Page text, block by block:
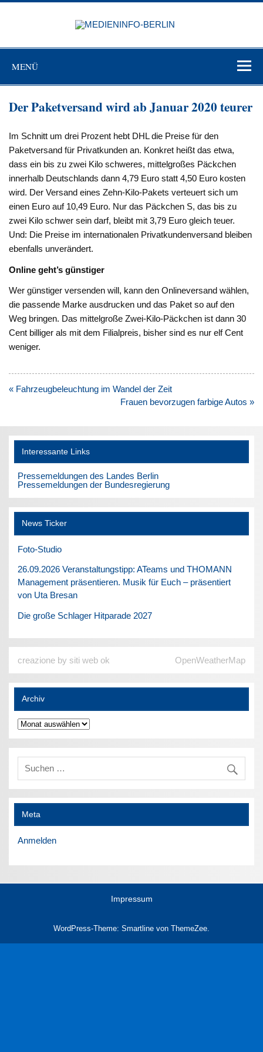
Zum
MENÜ
Der Paketversand wird ab Januar 2020 teurer
Im Schnitt um drei Prozent hebt DHL die Preise für den
Paketversand für Privatkunden an. Konkret heißt das etwa,
dass ein bis zu zwei Kilo schweres, mittelgroßes Päckchen
innerhalb Deutschlands dann 4,79 Euro statt 4,50 Euro kosten
wird. Der Versand eines Zehn-Kilo-Pakets verteuert sich um
einen Euro auf 10,49 Euro. Nur das Päckchen S, das bis zu
zwei Kilo schwer sein darf, bleibt mit 3,79 Euro gleich teuer.
Und: Die Preise im internationalen Privatkundenversand bleiben
ebenfalls unverändert.
Online geht’s günstiger
Wer günstiger versenden will, kann den Onlineversand wählen,
die passende Marke ausdrucken und das Paket so auf den
Weg bringen. Das mittelgroße Zwei-Kilo-Päckchen ist dann 30
Cent billiger als mit dem Filialpreis, bisher sind es nur elf Cent
weniger.
Beitragsnavigation
« Fahrzeugbeleuchtung im Wandel der Zeit
Frauen bevorzugen farbige Autos »
Interessante Links
Pressemeldungen des Landes Berlin
Pressemeldungen der Bundesregierung
News Ticker
Foto-Studio
26.09.2026 Veranstaltungstipp: ATeams und THOMANN
Management präsentieren. Musik für Euch – präsentiert
von Uta Bresan
Die große Schlager Hitparade 2027
creazione by siti web ok OpenWeatherMap
Archiv
Archiv
Meta
Anmelden
Impressum
WordPress-Theme: Smartline von ThemeZee.